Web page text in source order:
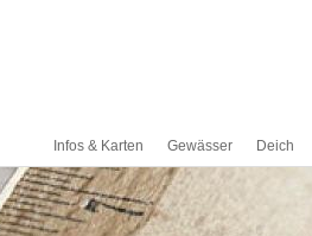
Infos & Karten Gewässer Deich